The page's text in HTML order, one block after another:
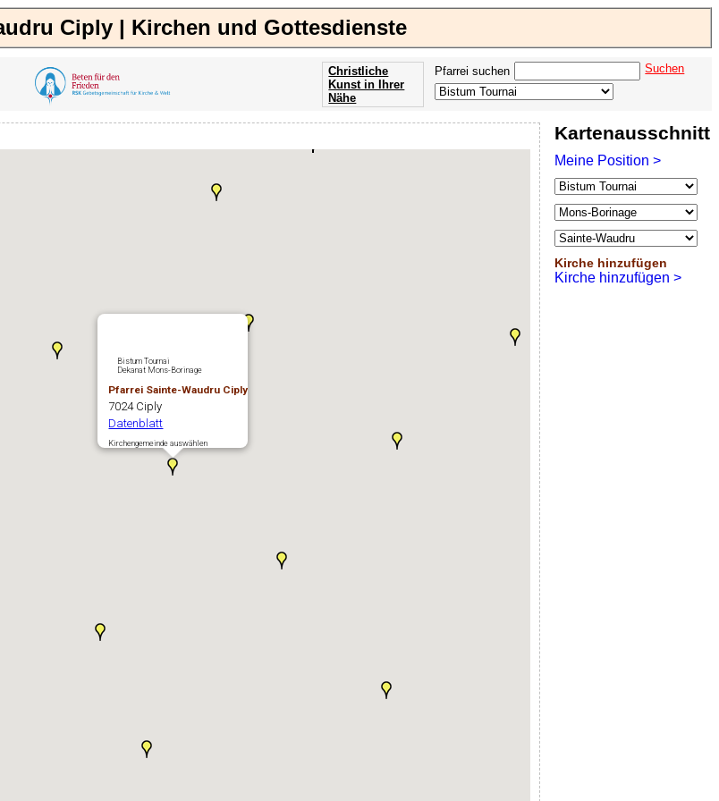
Ciply | Kirchen und Gottesdienste
Pfarrei suchen Suchen
Christliche
Kunst in Ihrer
Nähe
Offenbarung
der Apokalypse
des Johannes
Kartenausschnitt
Meine Position >
Kirche hinzufügen
Kirche hinzufügen >
Bistum Tournai
Dekanat Mons-Borinage
Pfarrei Sainte-Waudru Ciply
7024 Ciply
Datenblatt
Kirchengemeinde auswählen